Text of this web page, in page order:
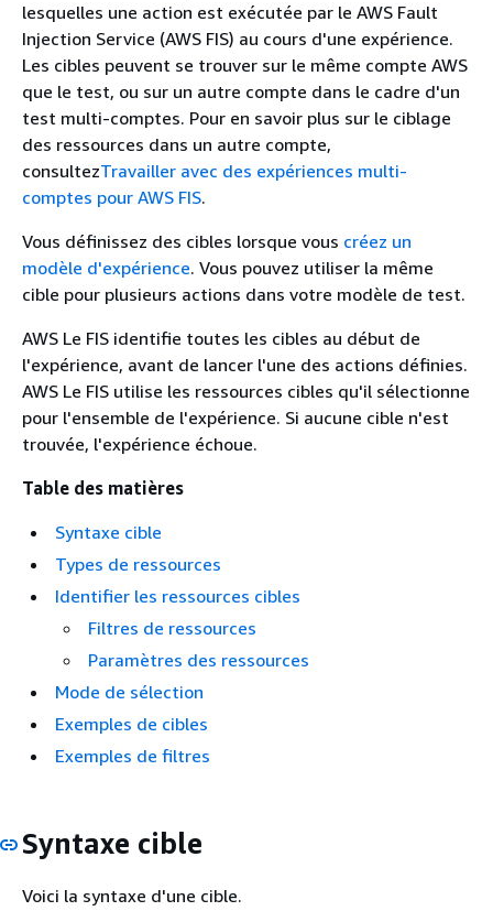
lesquelles une action est exécutée par le AWS Fault
Injection Service (AWS FIS) au cours d'une expérience.
Les cibles peuvent se trouver sur le même compte AWS
que le test, ou sur un autre compte dans le cadre d'un
test multi-comptes. Pour en savoir plus sur le ciblage
des ressources dans un autre compte,
consultezTravailler avec des expériences multi-
comptes pour AWS FIS.
Vous définissez des cibles lorsque vous créez un
modèle d'expérience. Vous pouvez utiliser la même
cible pour plusieurs actions dans votre modèle de test.
AWS Le FIS identifie toutes les cibles au début de
l'expérience, avant de lancer l'une des actions définies.
AWS Le FIS utilise les ressources cibles qu'il sélectionne
pour l'ensemble de l'expérience. Si aucune cible n'est
trouvée, l'expérience échoue.
Table des matières
Syntaxe cible
Types de ressources
Identifier les ressources cibles
Filtres de ressources
Paramètres des ressources
Mode de sélection
Exemples de cibles
Exemples de filtres
Syntaxe cible
Voici la syntaxe d'une cible.